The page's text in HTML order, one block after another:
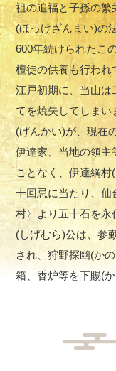
祖の追福と子孫の繁
(ほっけざんまい)の
600年続けられたこ
檀徒の供養も行われ
江戸初期に、当山
てを焼失してしまい
(げんかい)が、現在
伊達家、当地の領主
ことなく、伊達綱村
十回忌に当たり、
村〉より五十石を
(しげむら)公は、参
され、狩野探幽(か
箱、香炉等を下賜(